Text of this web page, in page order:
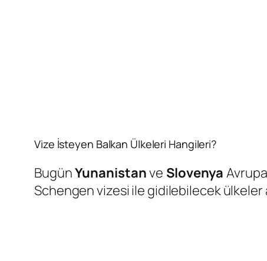
Vize İsteyen Balkan Ülkeleri Hangileri?
BugünYunanistanve Slovenya
Schengen vizesi ile gidilebilecek ülkeler